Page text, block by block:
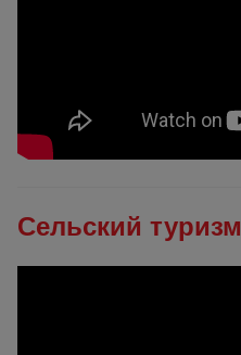
Сельский туризм